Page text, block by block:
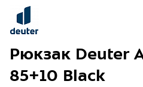
Рюкзак Deuter
85+10 Black